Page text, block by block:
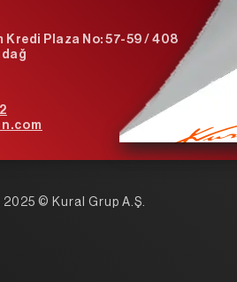
Kredi Plaza No: 57-59 / 408
2025 © Kural Grup A.Ş.